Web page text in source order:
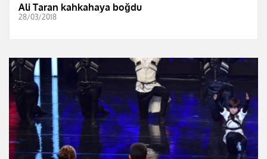
Ali Taran kahkahaya boğdu
28/03/2018